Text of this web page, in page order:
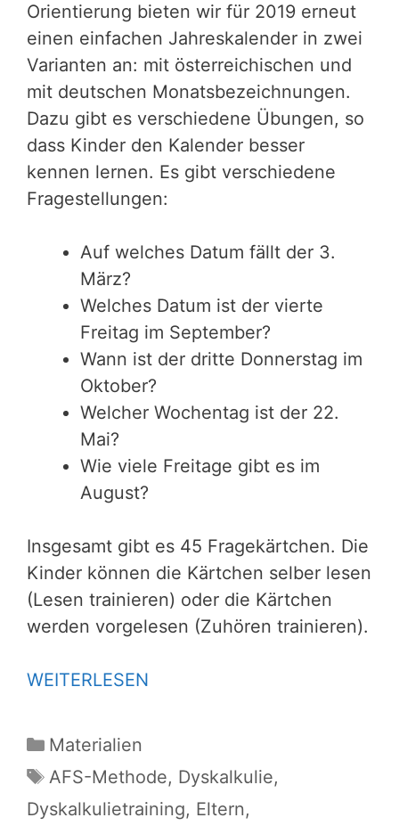
Orientierung bieten wir für 2019 erneut
einen einfachen Jahreskalender in zwei
Varianten an: mit österreichischen und
mit deutschen Monatsbezeichnungen.
Dazu gibt es verschiedene Übungen, so
dass Kinder den Kalender besser
kennen lernen. Es gibt verschiedene
Fragestellungen:
Auf welches Datum fällt der 3.
März?
Welches Datum ist der vierte
Freitag im September?
Wann ist der dritte Donnerstag im
Oktober?
Welcher Wochentag ist der 22.
Mai?
Wie viele Freitage gibt es im
August?
Insgesamt gibt es 45 Fragekärtchen. Die
Kinder können die Kärtchen selber lesen
(Lesen trainieren) oder die Kärtchen
werden vorgelesen (Zuhören trainieren).
WEITERLESEN
Kategorien
Materialien
Schlagwörter
AFS-Methode, Dyskalkulie,
Dyskalkulietraining, Eltern,